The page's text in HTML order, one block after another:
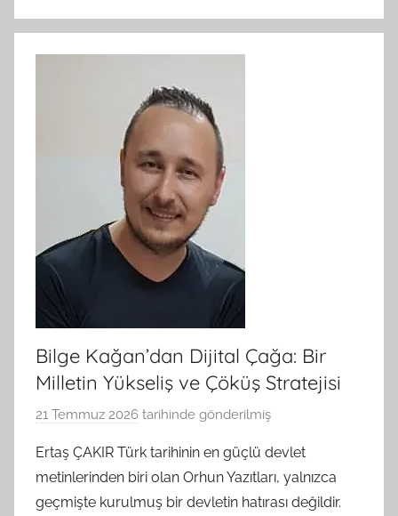
Bilge Kağan’dan Dijital Çağa: Bir
Milletin Yükseliş ve Çöküş Stratejisi
21 Temmuz 2026 tarihinde gönderilmiş
S
A
M
Ertaş ÇAKIR Türk tarihinin en güçlü devlet
metinlerinden biri olan Orhun Yazıtları, yalnızca
geçmişte kurulmuş bir devletin hatırası değildir.